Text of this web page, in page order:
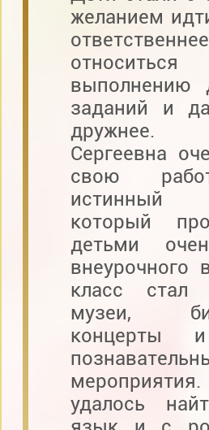
желанием
ответственнее
выполнению
заданий и
дружнее.
Сергеевна
свою
истинный
который
детьми
внеурочного
класс стал
музеи,
концерты
удалось